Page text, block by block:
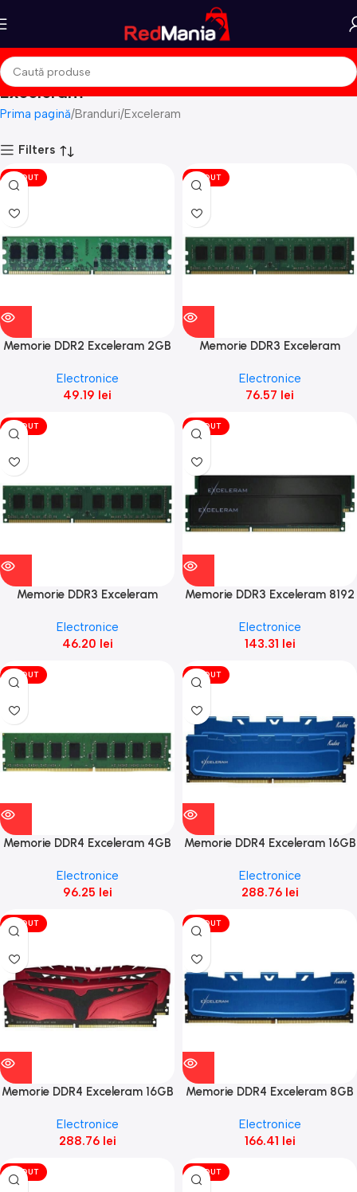
Exceleram
Prima pagină Branduri Exceleram
Filters
VÎNDUT
Memorie DDR2 Exceleram 2GB
Electronice
49.19 lei
VÎNDUT
Memorie DDR3 Exceleram
4096 MB)
Electronice
76.57 lei
VÎNDUT
Memorie DDR3 Exceleram
8192 MB)
Electronice
46.20 lei
VÎNDUT
Memorie DDR3 Exceleram 8192
4096 MB)
Electronice
143.31 lei
VÎNDUT
Memorie DDR4 Exceleram 4GB
Electronice
96.25 lei
VÎNDUT
Memorie DDR4 Exceleram 16GB
Electronice
288.76 lei
VÎNDUT
Memorie DDR4 Exceleram 16GB
Electronice
288.76 lei
VÎNDUT
Memorie DDR4 Exceleram 8GB
Electronice
166.41 lei
VÎNDUT VÎNDUT